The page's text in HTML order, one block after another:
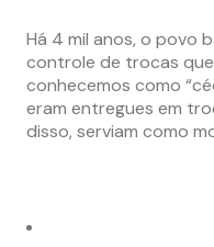
Há 4 mil anos, o povo
controle de trocas
conhecemos como
eram entregues em
disso, serviam como